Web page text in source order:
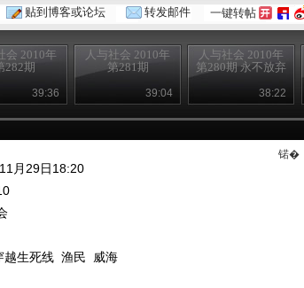
贴到博客或论坛 转发邮件 一键转帖
会 2010年
282期
39:36
人与社会 2010年
第281期
39:04
人与社会 2010年
第280期 永不放弃
38:22
月29日18:20
越生死线 渔民 威海
锘�